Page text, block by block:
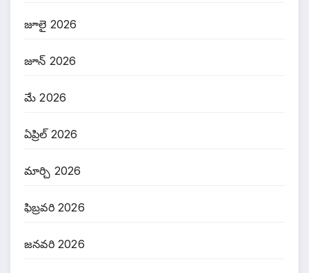
జూలై 2026
జూన్ 2026
మే 2026
ఏప్రిల్ 2026
మార్చి 2026
ఫిబ్రవరి 2026
జనవరి 2026